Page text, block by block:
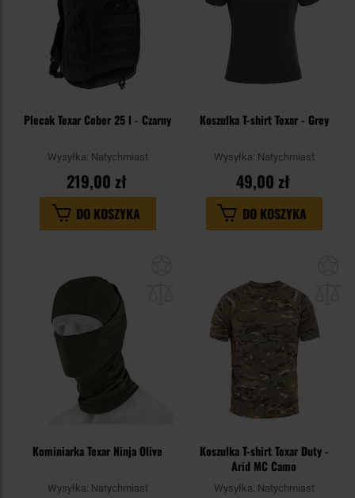
Plecak Texar Cober 25 l - Czarny
Wysyłka: Natychmiast
219,00 zł
DO KOSZYKA
Koszulka T-shirt Texar - Grey
Wysyłka: Natychmiast
49,00 zł
DO KOSZYKA
schowka
Kominiarka Texar Ninja Olive
Wysyłka: Natychmiast
Koszulka T-shirt Texar Duty -
Arid MC Camo
Wysyłka: Natychmiast